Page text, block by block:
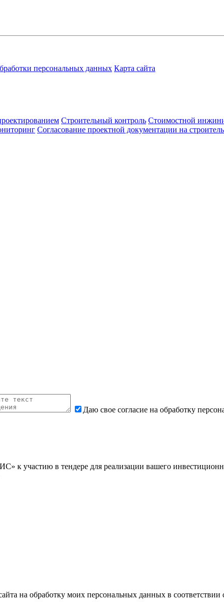
персональных данных Карта сайта
Строительный контроль Стоимостной
Согласование проектной документации на
Даю свое согласие на обработку
участию в тендере для реализации вашего
на обработку моих персональных данных в